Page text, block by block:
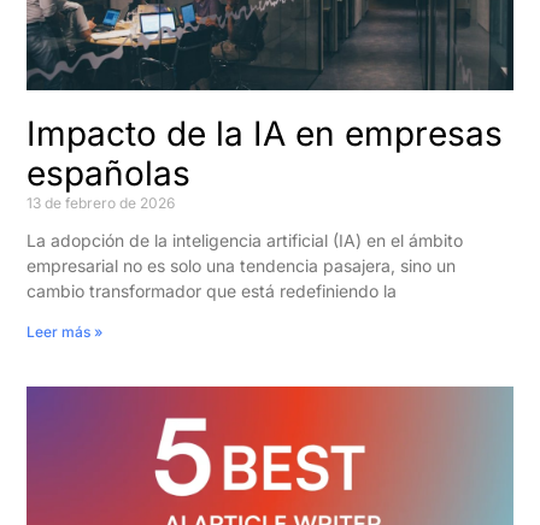
Impacto de la IA en empresas
españolas
13 de febrero de 2026
La adopción de la inteligencia artificial (IA) en el ámbito
empresarial no es solo una tendencia pasajera, sino un
cambio transformador que está redefiniendo la
Leer más »